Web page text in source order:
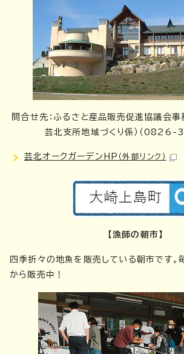
問合せ先：ふるさと産品販売促進協議会事
芸北支所地域づくり係）（0826-
芸北オークガーデンHP （外部リンク）
【漁師の朝市】
四季折々の地魚を販売している朝市です
から販売中！